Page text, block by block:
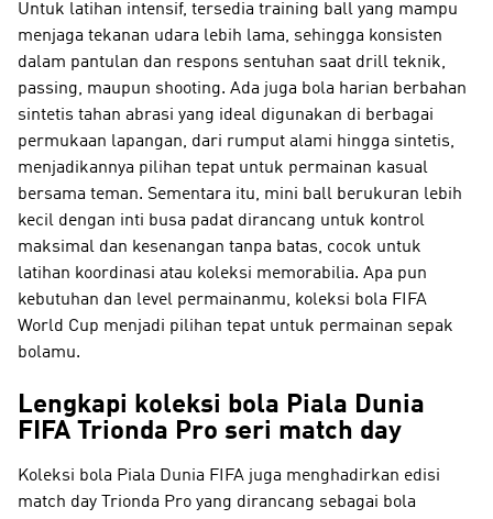
Untuk latihan intensif, tersedia training ball yang mampu
menjaga tekanan udara lebih lama, sehingga konsisten
dalam pantulan dan respons sentuhan saat drill teknik,
passing, maupun shooting. Ada juga bola harian berbahan
sintetis tahan abrasi yang ideal digunakan di berbagai
permukaan lapangan, dari rumput alami hingga sintetis,
menjadikannya pilihan tepat untuk permainan kasual
bersama teman. Sementara itu, mini ball berukuran lebih
kecil dengan inti busa padat dirancang untuk kontrol
maksimal dan kesenangan tanpa batas, cocok untuk
latihan koordinasi atau koleksi memorabilia. Apa pun
kebutuhan dan level permainanmu, koleksi bola FIFA
World Cup menjadi pilihan tepat untuk permainan sepak
bolamu.
Lengkapi koleksi bola Piala Dunia
FIFA Trionda Pro seri match day
Koleksi bola Piala Dunia FIFA juga menghadirkan edisi
match day Trionda Pro yang dirancang sebagai bola